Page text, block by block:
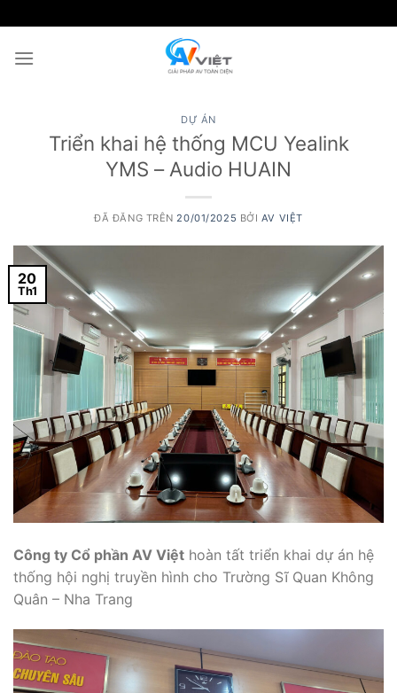
đến
nội
DỰ ÁN
Triển khai hệ thống MCU Yealink
YMS – Audio HUAIN
ĐÃ ĐĂNG TRÊN 20/01/2025 BỞI AV VIỆT
20
Th1
Công ty Cổ phần AV Việt hoàn tất triển khai dự án hệ
thống hội nghị truyền hình cho Trường Sĩ Quan Không
Quân – Nha Trang